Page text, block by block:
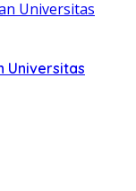
Universitas